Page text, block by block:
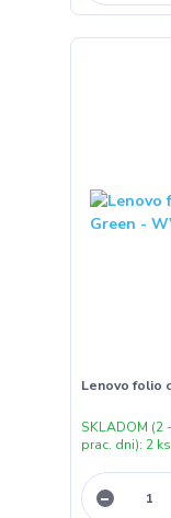
Lenovo folio
SKLADOM (2
prac. dni): 2 ks